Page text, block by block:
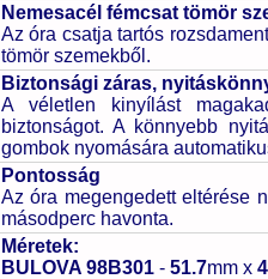
Nemesacél fémcsat tömör
Az óra csatja tartós
tömör szemekből.
Biztonsági záras,
A véletlen kinyílást
biztonságot. A könnyebb
gombok nyomására
Pontosság
Az óra megengedett eltérése
másodperc havonta.
Méretek:
BULOVA 98B301 - 51.7mm x